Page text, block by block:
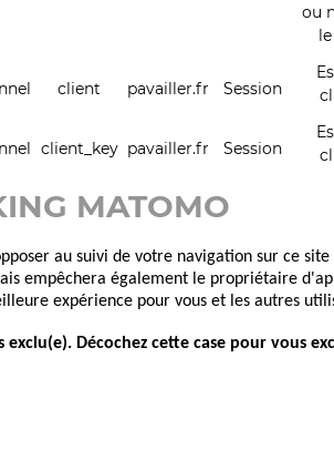
ou
client pavailler.fr Session
client_key pavailler.fr Session
MATOMO